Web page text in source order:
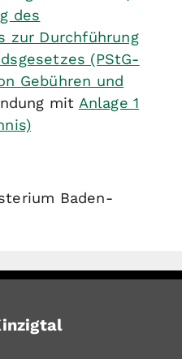
des
zur Durchführung
(PStG-
Gebühren und
mit Anlage 1
Baden-